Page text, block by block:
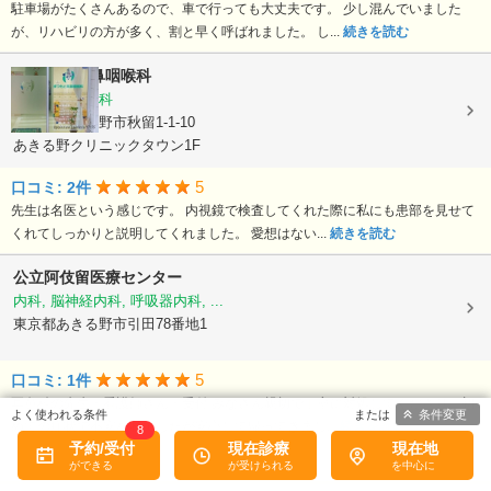
駐車場がたくさんあるので、車で行っても大丈夫です。 少し混んでいました
が、リハビリの方が多く、割と早く呼ばれました。 し... 続きを読む
まつもと耳鼻咽喉科
耳鼻いんこう科
東京都あきる野市秋留1-1-10
あきる野クリニックタウン1F
口コミ: 2件 5
先生は名医という感じです。 内視鏡で検査してくれた際に私にも患部を見せて
くれてしっかりと説明してくれました。 愛想はない... 続きを読む
公立阿伎留医療センター
内科, 脳神経内科, 呼吸器内科, ...
東京都あきる野市引田78番地1
口コミ: 1件 5
耳鼻科の先生・看護師さん・受付 みなさん親切で丁寧に対処してくださり、初
めての症状で不安な私でしたが安心して帰ってきまし...
続きを読む
予約/受付
8
現在診療 現在地
条件変更